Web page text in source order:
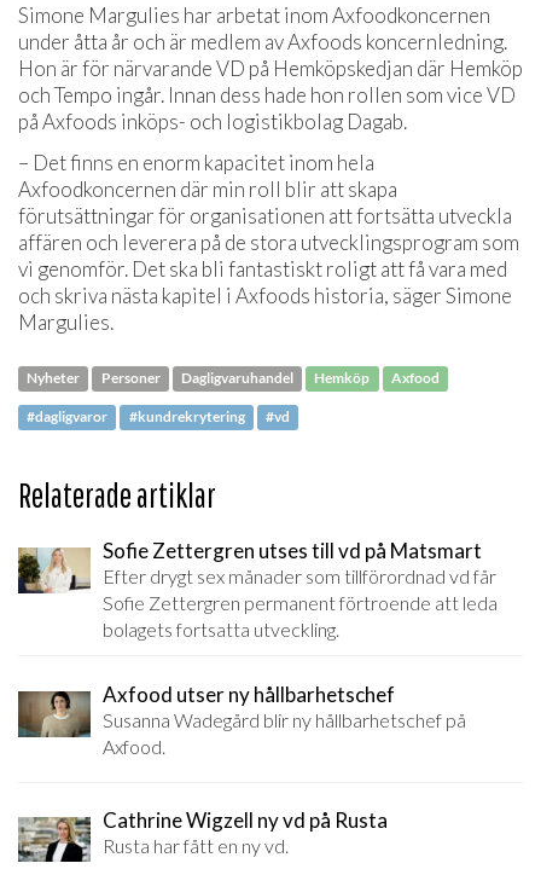
Simone Margulies har arbetat inom Axfoodkoncernen
under åtta år och är medlem av Axfoods koncernledning.
Hon är för närvarande VD på Hemköpskedjan där Hemköp
och Tempo ingår. Innan dess hade hon rollen som vice VD
på Axfoods inköps- och logistikbolag Dagab.
– Det finns en enorm kapacitet inom hela
Axfoodkoncernen där min roll blir att skapa
förutsättningar för organisationen att fortsätta utveckla
affären och leverera på de stora utvecklingsprogram som
vi genomför. Det ska bli fantastiskt roligt att få vara med
och skriva nästa kapitel i Axfoods historia, säger Simone
Margulies.
Nyheter Personer Dagligvaruhandel Hemköp Axfood
#dagligvaror #kundrekrytering #vd
Relaterade artiklar
Sofie Zettergren utses till vd på Matsmart
Efter drygt sex månader som tillförordnad vd får
Sofie Zettergren permanent förtroende att leda
bolagets fortsatta utveckling.
Axfood utser ny hållbarhetschef
Susanna Wadegård blir ny hållbarhetschef på
Axfood.
Cathrine Wigzell ny vd på Rusta
Rusta har fått en ny vd.